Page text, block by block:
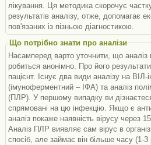
лікування. Ця методика скорочує
результатів аналізу, отже, допомагає
пов'язаних із пізньою діагностикою.
Що потрібно знати про аналізи
Насамперед варто уточнити, що
робиться анонімно. Про його
пацієнт. Існує два види аналізу на
(імуноферментний – ІФА) та аналіз
(ПЛР). У першому випадку ви
спрямовані на цю інфекцію. Якщо є
аналіз покаже наявність вірусу через
Аналіз ПЛР виявляє сам вірус в
спосіб, але займає він більше часу (1-3